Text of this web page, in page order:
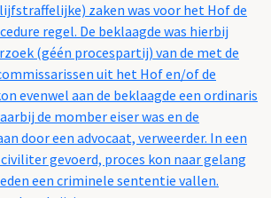
zaken was voor het Hof de
regel. De beklaagde was hierbij
(géén procespartij) van de met de
uit het Hof en/of de
evenwel aan de beklaagde een ordinaris
de momber eiser was en de
door een advocaat, verweerder. In een
gevoerd, proces kon naar gelang
een criminele sententie vallen.